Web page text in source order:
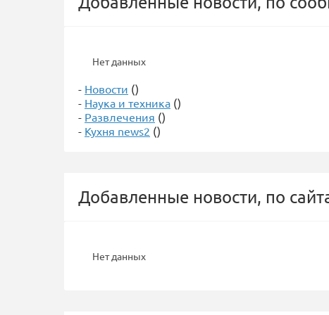
Нет данных
- Новости ()
- Наука и техника ()
- Развлечения ()
- Кухня news2 ()
Добавленные новости, по
Нет данных